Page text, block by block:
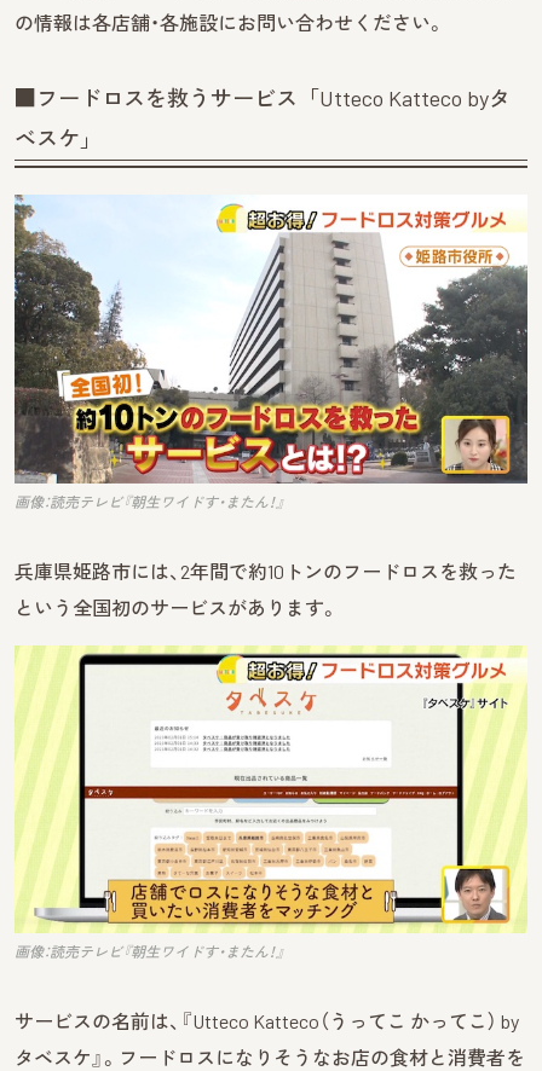
の情報は各店舗・各施設にお問い合わせください。
■フードロスを救うサービス「Utteco Katteco byタ
ベスケ」
画像：読売テレビ『朝生ワイドす・またん！』
兵庫県姫路市には、2年間で約10トンのフードロスを救った
という全国初のサービスがあります。
画像：読売テレビ『朝生ワイドす・またん！』
サービスの名前は、『Utteco Katteco（うってこ かってこ） by
タベスケ』。フードロスになりそうなお店の食材と消費者を